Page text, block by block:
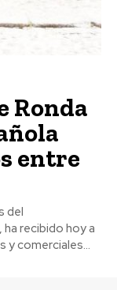
Ronda
entre
del
recibido hoy a
y comerciales...